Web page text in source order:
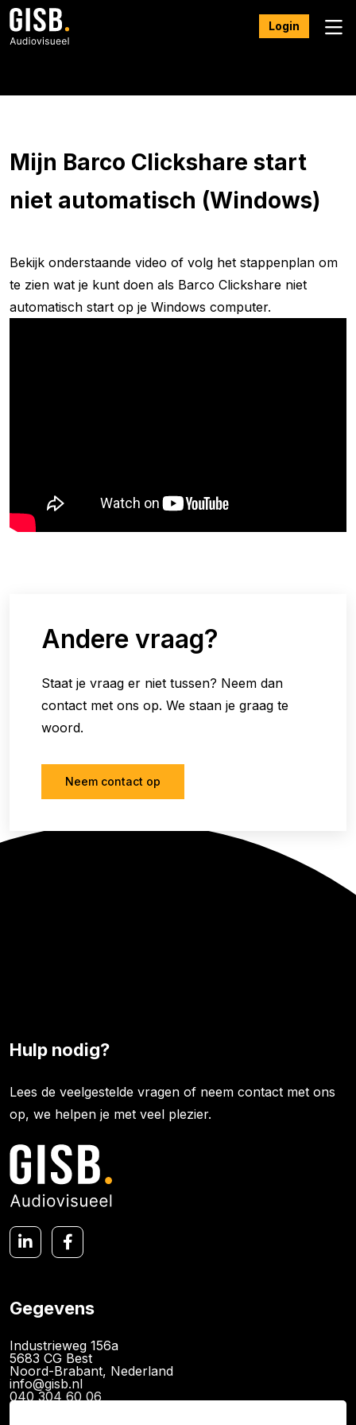
Login
Mijn Barco Clickshare start
niet automatisch (Windows)
Bekijk onderstaande video of volg het stappenplan om
te zien wat je kunt doen als Barco Clickshare niet
automatisch start op je Windows computer.
Andere vraag?
Staat je vraag er niet tussen? Neem dan
contact met ons op. We staan je graag te
woord.
Neem contact op
Hulp nodig?
Lees de veelgestelde vragen of neem contact met ons
op, we helpen je met veel plezier.
Gegevens
Industrieweg 156a
5683 CG Best
Noord-Brabant, Nederland
info@gisb.nl
040 304 60 06
KvK: 89726340